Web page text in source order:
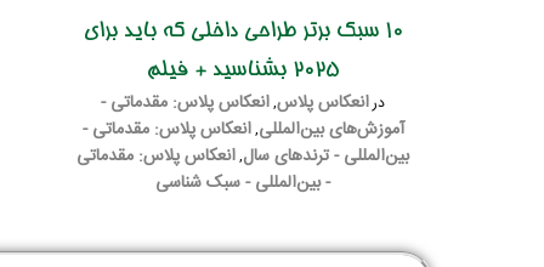
10 سبک برتر طراحی داخلی که باید برای
2025 بشناسید + فیلم
درانعکاس پلاس,انعکاس پلاس: مقدماتی -
آموزش‌های بین‌المللی,انعکاس پلاس: مقدماتی -
بین‌المللی - ترندهای سال,انعکاس پلاس: مقدماتی
- بین‌المللی - سبک شناسی